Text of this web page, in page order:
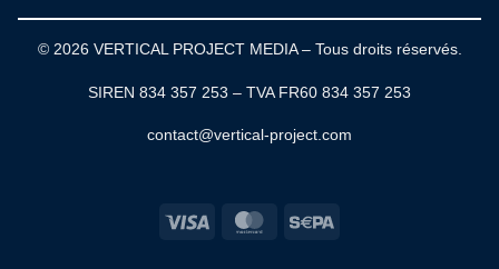
© 2026 VERTICAL PROJECT MEDIA – Tous droits réservés.
SIREN 834 357 253 – TVA FR60 834 357 253
contact@vertical-project.com
Visa MasterCard